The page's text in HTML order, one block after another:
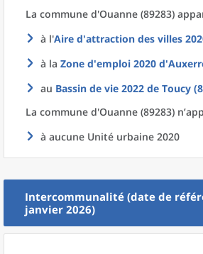
La commune d'Ouanne (89283)
à l'Aire d'attraction des villes
à la Zone d'emploi 2020 d'
au Bassin de vie 2022 de Toucy
La commune d'Ouanne (89283)
à aucune Unité urbaine 2020
Intercommunalité (date de
janvier 2026)